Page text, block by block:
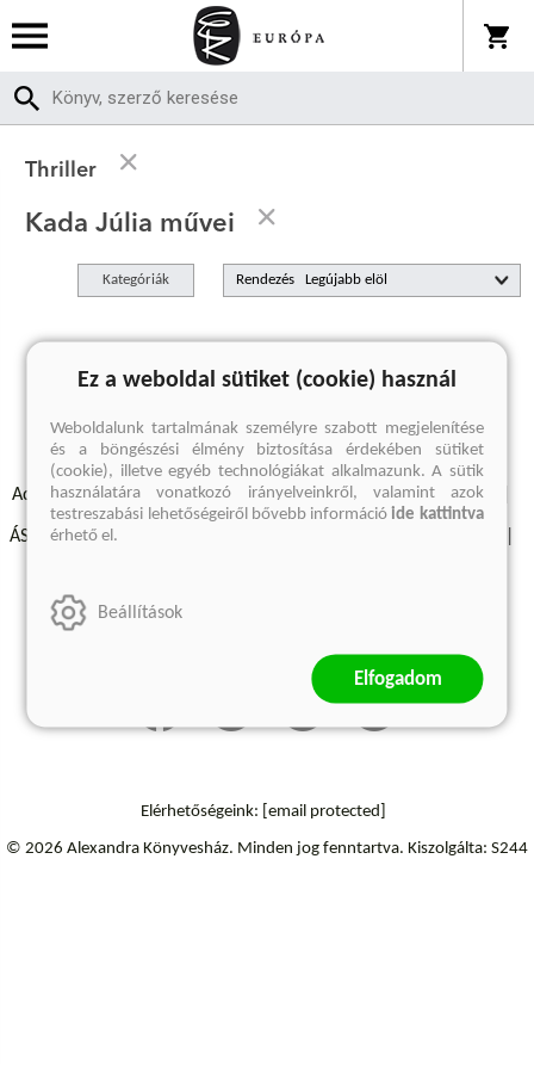
Thriller
Kada Júlia művei
Kategóriák Rendezés
A keresett kifejezésre nincs találat
Adatvédelmi szabályzatok Elállási felmondási nyilatkozat
ÁSZF - Vásárlási feltételek
Szállítási információk
Elérhetőségeink: [email protected]
© 2026 Alexandra Könyvesház. Minden jog fenntartva. Kiszolgálta: S244
Ez a weboldal sütiket (cookie) használ
Weboldalunk tartalmának személyre szabott megjelenítése
és a böngészési élmény biztosítása érdekében sütiket
(cookie), illetve egyéb technológiákat alkalmazunk. A sütik
használatára vonatkozó irányelveinkről, valamint azok
testreszabási lehetőségeiről bővebb információide kattintva
érhető el.
Beállítások
Elfogadom